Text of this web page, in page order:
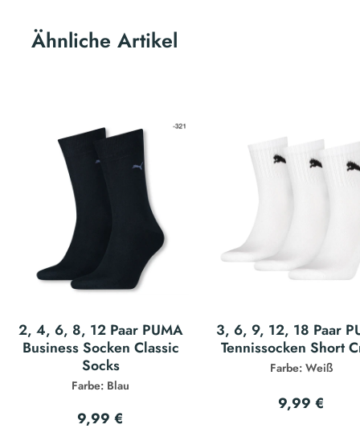
Ähnliche Artikel
2, 4, 6, 8, 12 Paar PUMA
Business Socken Classic
Socks
Farbe: Blau
9,99 €
3, 6, 9, 12, 18 Paar
Tennissocken Short
Farbe: Weiß
9,99 €